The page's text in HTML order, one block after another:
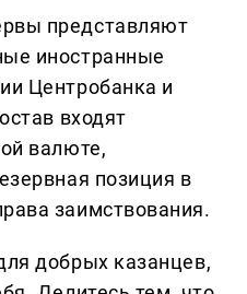
представляют
иностранные
Центробанка и
входят
валюте,
позиция в
заимствования.
добрых казанцев,